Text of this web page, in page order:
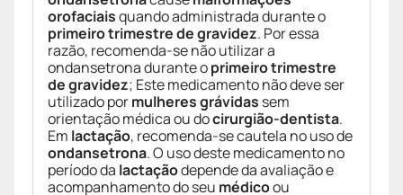
orofaciaisquando administrada durante o
primeiro trimestre de gravidez. Por essa
razão, recomenda-se não utilizar a
ondansetrona durante oprimeiro trimestre
de gravidez; Este medicamento não deve ser
utilizado pormulheres grávidas sem
orientação médica ou docirurgião-dentista.
Em lactação, recomenda-se cautela no uso de
ondansetrona. O uso deste medicamento no
período da lactaçãodepende da avaliação e
acompanhamento do seu médicoou